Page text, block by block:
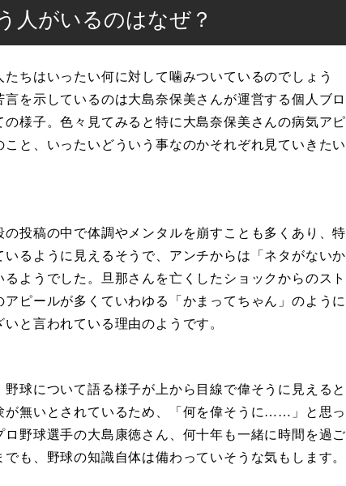
人がいるのはなぜ？
ちはいったい何に対して噛みついているのでしょう
を示しているのは大島奈保美さんが運営する個人ブロ
様子。色々見てみると特に大島奈保美さんの病気アピ
と、いったいどういう事なのかそれぞれ見ていきたい
投稿の中で体調やメンタルを崩すことも多くあり、特
るように見えるそうで、アンチからは「ネタがないか
ようでした。旦那さんを亡くしたショックからのスト
ピールが多くていわゆる「かまってちゃん」のように
と言われている理由のようです。
球について語る様子が上から目線で偉そうに見えると
が無いとされているため、「何を偉そうに……」と思っ
野球選手の大島康徳さん、何十年も一緒に時間を過ご
も、野球の知識自体は備わっていそうな気もします。